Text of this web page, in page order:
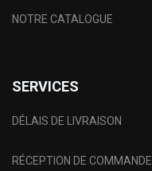
NOTRE CATALOGUE
SERVICES
DÉLAIS DE LIVRAISON
RÉCEPTION DE COMMANDE